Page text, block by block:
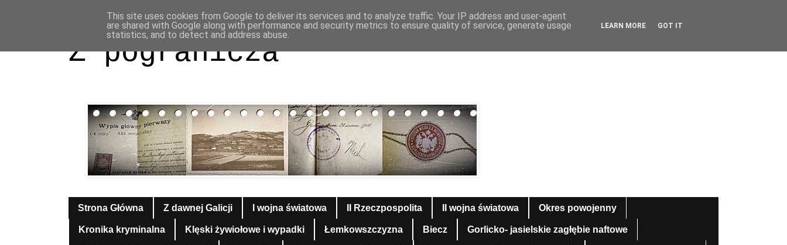
Z pogranicza
Strona Główna Z dawnej Galicji I wojna światowa II Rzeczpospolita II wojna światowa Okres powojenny
Kronika kryminalna Klęski żywiołowe i wypadki Łemkowszczyzna Biecz Gorlicko- jasielskie zagłębie naftowe
This site uses cookies from Google to deliver its services and to analyze traffic. Your IP address and user-agent
are shared with Google along with performance and security metrics to ensure quality of service, generate usage
statistics, and to detect and address abuse.
LEARN MORE GOT IT